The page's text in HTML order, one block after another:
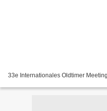
33e Internationales Oldtimer